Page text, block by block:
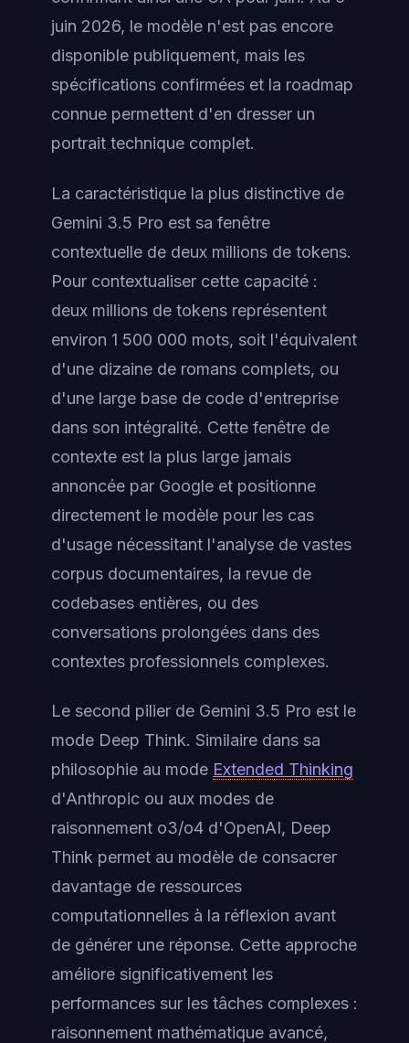
juin 2026, le modèle n'est pas encore
disponible publiquement, mais les
spécifications confirmées et la roadmap
connue permettent d'en dresser un
portrait technique complet.
La caractéristique la plus distinctive de
Gemini 3.5 Pro est sa fenêtre
contextuelle de deux millions de tokens.
Pour contextualiser cette capacité :
deux millions de tokens représentent
environ 1 500 000 mots, soit l'équivalent
d'une dizaine de romans complets, ou
d'une large base de code d'entreprise
dans son intégralité. Cette fenêtre de
contexte est la plus large jamais
annoncée par Google et positionne
directement le modèle pour les cas
d'usage nécessitant l'analyse de vastes
corpus documentaires, la revue de
codebases entières, ou des
conversations prolongées dans des
contextes professionnels complexes.
Le second pilier de Gemini 3.5 Pro est le
mode Deep Think. Similaire dans sa
philosophie au mode Extended Thinking
d'Anthropic ou aux modes de
raisonnement o3/o4 d'OpenAI, Deep
Think permet au modèle de consacrer
davantage de ressources
computationnelles à la réflexion avant
de générer une réponse. Cette approche
améliore significativement les
performances sur les tâches complexes :
raisonnement mathématique avancé,